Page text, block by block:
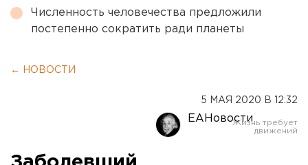
Численность человечества предложили
постепенно сократить ради планеты
← НОВОСТИ
5 МАЯ 2020 В 12:32
ЕАНовости